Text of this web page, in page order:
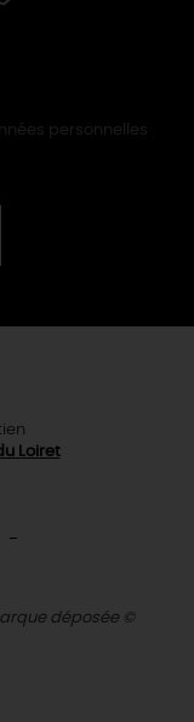
personnelles
Loiret
déposée ©